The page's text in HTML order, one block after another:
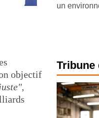
objectif
,
un
Tribune